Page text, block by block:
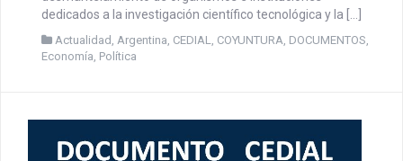
julio 3, 2026 CEDIAL
Buenos Aires, 1 de julio de 2026. El Centro de Investigación
Académico Latinoamericano (CEDIAL) expresa su
dedicados a la investigación científico tecnológica y la […]